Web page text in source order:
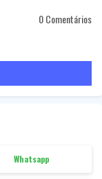
0 Comentários
Whatsapp